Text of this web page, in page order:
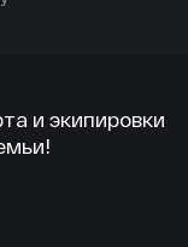
и экипировки